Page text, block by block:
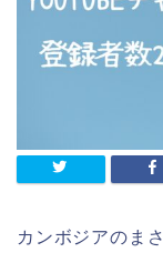
カンボジアのま